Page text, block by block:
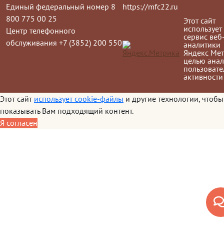
Единый федеральный номер 8
800 775 00 25
Центр телефонного
обслуживания +7 (3852) 200 550
https://mfc22.ru
Этот сайт
использует
сервис
аналитики
Яндекс
целью
активности
Этот сайт использует cookie-файлы и другие технологии, чтобы
показывать Вам подходящий контент.
Я согласен